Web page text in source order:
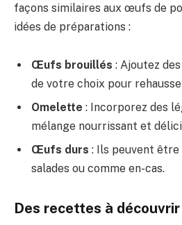
façons similaires aux œufs de
idées de préparations :
Œufs brouillés : Ajoutez
de votre choix pour
Omelette : Incorporez des
mélange nourrissant et
Œufs durs : Ils peuvent être
salades ou comme en-cas.
Des recettes à découvrir